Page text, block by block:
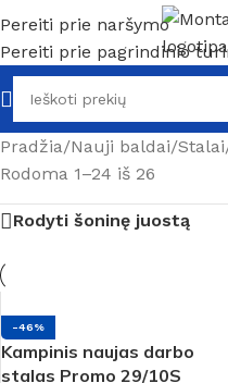
Pereiti prie naršymo
Pereiti prie pagrindinio
Pradžia/Nauji baldai/Stalai
Rodoma 1–24 iš 26
Rodyti šoninę juostą
-46%
Kampinis naujas darbo
stalas Promo 29/10S